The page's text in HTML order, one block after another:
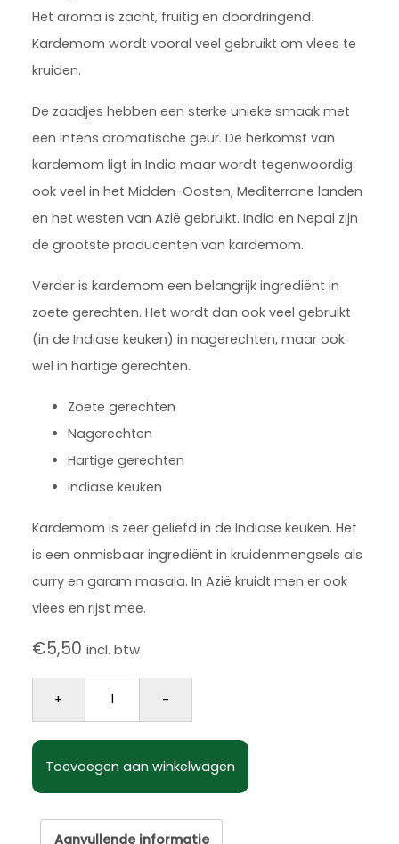
Het aroma is zacht, fruitig en doordringend.
Kardemom wordt vooral veel gebruikt om vlees te
kruiden.
De zaadjes hebben een sterke unieke smaak met
een intens aromatische geur. De herkomst van
kardemom ligt in India maar wordt tegenwoordig
ook veel in het Midden-Oosten, Mediterrane landen
en het westen van Azië gebruikt. India en Nepal zijn
de grootste producenten van kardemom.
Verder is kardemom een belangrijk ingrediënt in
zoete gerechten. Het wordt dan ook veel gebruikt
(in de Indiase keuken) in nagerechten, maar ook
wel in hartige gerechten.
Zoete gerechten
Nagerechten
Hartige gerechten
Indiase keuken
Kardemom is zeer geliefd in de Indiase keuken. Het
is een onmisbaar ingrediënt in kruidenmengsels als
curry en garam masala. In Azië kruidt men er ook
vlees en rijst mee.
€5,50 incl. btw
+
Kardemon gemalen 110 gram aantal
-
Toevoegen aan winkelwagen
Aanvullende informatie